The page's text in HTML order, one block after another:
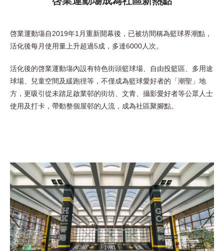
啓業運動塲自2019年1月重新開幕後 ，已被坊間稱為籃球界潮點，
活化後每月使用量上升超過5成，多達6000人次。
活化後的啓業運動塲內設有特色街頭籃球場、自由投籃區、多用途
球場、兒童空間及緩跑徑等，不僅成為籃球愛好者的「潮聖」地
方，更吸引從未踏足啟業邨的街坊、文青、攝影愛好者等公眾人士
使用及打卡，帶動整個屋邨的人流，成為社區聚腳點。